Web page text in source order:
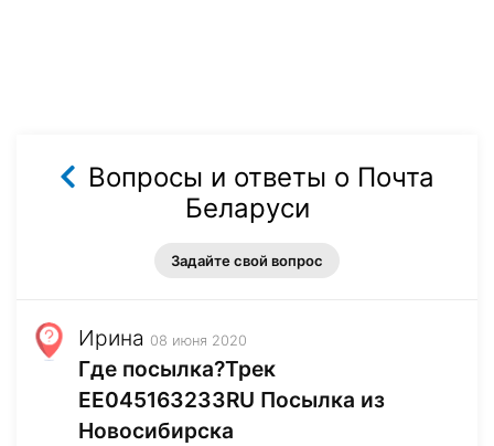
Вопросы и ответы о Почта
Беларуси
Задайте свой вопрос
Ирина 08 июня 2020
Где посылка?Трек
EE045163233RU Посылка из
Новосибирска